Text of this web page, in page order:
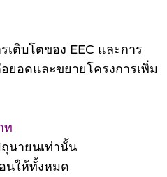
เติบโตของ EEC และการ
ยอดและขยายโครงการเพิ่ม
ท
นายนเท่านั้น
นให้ทั้งหมด